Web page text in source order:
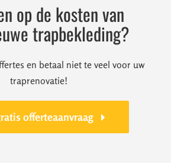
op de kosten van
trapbekleding?
en betaal niet te veel voor uw
traprenovatie!
offerteaanvraag